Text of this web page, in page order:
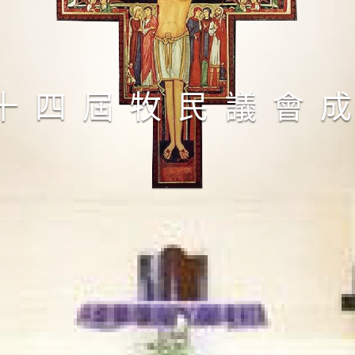
四屆牧民議會